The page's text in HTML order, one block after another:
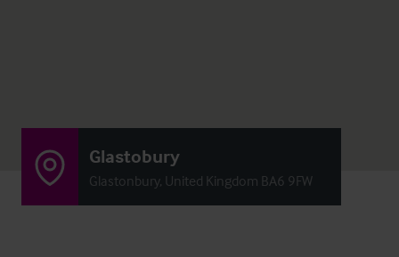
Glastobury
Glastonbury, United Kingdom BA6 9FW